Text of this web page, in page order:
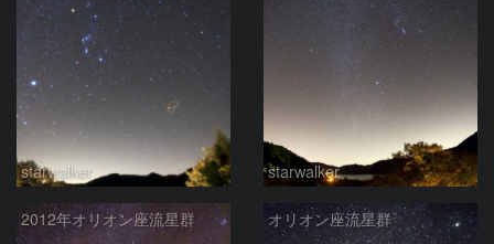
starwalker starwalker
2012年オリオン座流星群 オリオン座流星群